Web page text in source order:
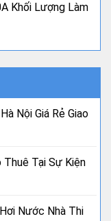
tạiKhối Lượng Làm
Nội Giá Rẻ Giao
Thuê Tại Sự Kiện
Nước Nhà Thi